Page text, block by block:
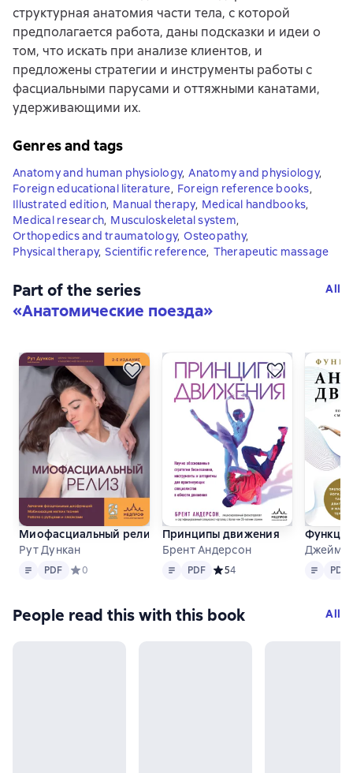
структурная анатомия части тела, с которой
предполагается работа, даны подсказки и идеи о
том, что искать при анализе клиентов, и
предложены стратегии и инструменты работы с
фасциальными парусами и оттяжными канатами,
удерживающими их.
Genres and tags
Anatomy and human physiology, Anatomy and physiology,
Foreign educational literature, Foreign reference books,
Illustrated edition, Manual therapy, Medical handbooks,
Medical research, Musculoskeletal system,
Orthopedics and traumatology, Osteopathy,
Physical therapy, Scientific reference, Therapeutic massage
Part of the series
«Анатомические поезда»
All
Миофасциальный релиз. Лечение фасциальных
Рут Дункан
Text PDF
PDF Средний рейтинг 0 на основе 0 оценок
0
Принципы движения
Брент Андерсон
Text PDF
PDF Средний рейтинг 5 на
54
Джеймс
Text PDF
PDF
People read this with this book All